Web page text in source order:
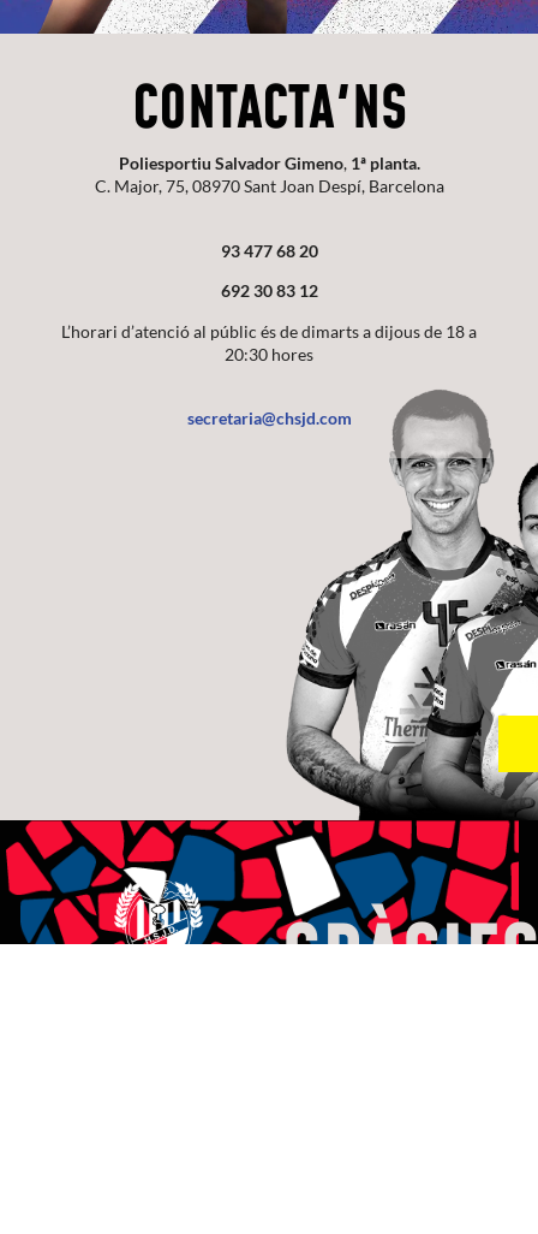
CONTACTA'NS
Poliesportiu Salvador Gimeno, 1ª planta.
C. Major, 75, 08970 Sant Joan Despí, Barcelona
93 477 68 20
692 30 83 12
L’horari d’atenció al públic és de dimarts a dijous de 18 a
20:30 hores
secretaria@chsjd.com